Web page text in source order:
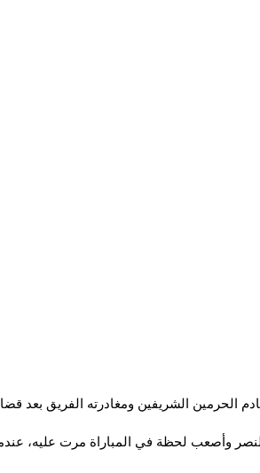
الحرمين الشريفين ومغادرته الفريق بعد
وأصعب لحظة في المباراة مرت عليه،